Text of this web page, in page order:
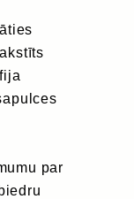
par